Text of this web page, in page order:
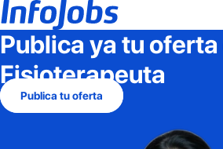
Publica ya tu oferta
Fisioterapeuta
Publica tu oferta